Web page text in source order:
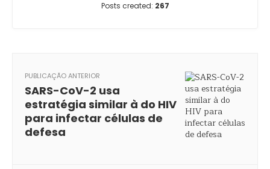
Posts created: 267
PUBLICAÇÃO ANTERIOR
SARS-CoV-2 usa
estratégia similar à do HIV
para infectar células de
defesa